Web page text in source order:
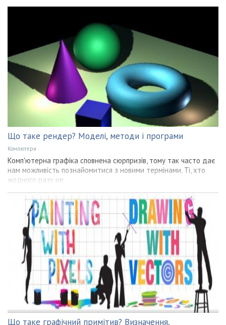
Що таке рендер? Моделі, методи і програми
Компютери
Комп'ютерна графіка сповнена сюрпризів, тому так часто дає
нам можливість познайомитися з новими термінами. Ті, хто
жодного разу не
Що таке графічний примітив? Визначення,